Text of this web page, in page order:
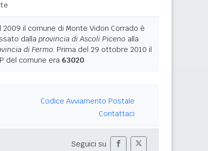
2009 il comune di Monte Vidon Corrado è
dalla provincia di Ascoli Piceno alla
di Fermo. Prima del 29 ottobre 2010 il
del comune era 63020.
Codice Avviamento Postale
Contattaci
Seguici su